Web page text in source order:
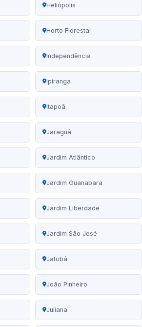
Heliópolis
Horto Florestal
Independência
Ipiranga
Itapoã
Jaraguá
Jardim Atlântico
Jardim Guanabara
Jardim Liberdade
Jardim São José
Jatobá
João Pinheiro
Juliana